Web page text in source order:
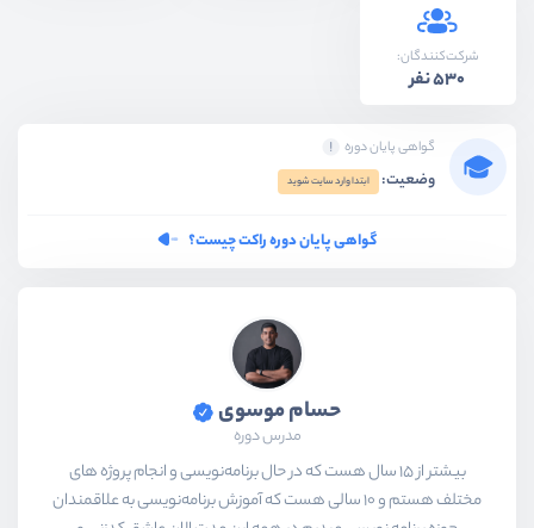
شرکت‌کنندگان:
530 نفر
گواهی پایان دوره
وضعیت: ابتدا وارد سایت شوید
گواهی پایان دوره راکت چیست؟
حسام موسوی
مدرس دوره
بیشتر از ۱۵ سال هست که در حال برنامه‌نویسی و انجام پروژه های
مختلف هستم و ۱۰ سالی هست که آموزش برنامه‌نویسی به علاقمندان